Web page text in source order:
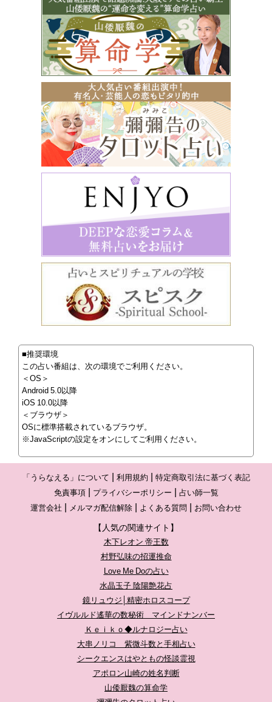
■推奨環境
この占い番組は、次の環境でご利用ください。
＜OS＞
Android 5.0以降
iOS 10.0以降
＜ブラウザ＞
OSに標準搭載されているブラウザ。
※JavaScriptの設定をオンにしてご利用ください。
「うらなえる」について 利用規約
特定商取引法に基づく表記
免責事項
プライバシーポリシー
占い師一覧
運営会社
メルマガ配信解除 よくある質問 お問い合わせ
【人気の関連サイト】
木下レオン 帝王数
村野弘味の招運推命
Love Me Doの占い
水晶玉子 陰陽艶花占
鏡リュウジ│精密ホロスコープ
イヴルルド遙華の数秘術 マインドナンバー
Ｋｅｉｋｏ◆ルナロジー占い
大串ノリコ 紫微斗数と手相占い
シークエンスはやともの怪談霊視
アポロン山崎の姓名判断
山倭厭魏の算命学